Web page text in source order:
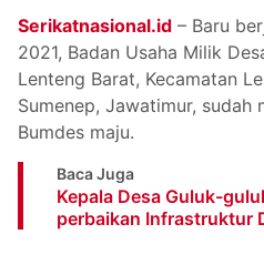
Serikatnasional.id – Baru
2021, Badan Usaha Milik
Lenteng Barat, Kecamatan
Sumenep, Jawatimur, sudah
Bumdes maju.
Baca Juga
Kepala Desa Guluk-
perbaikan Infrastruktur